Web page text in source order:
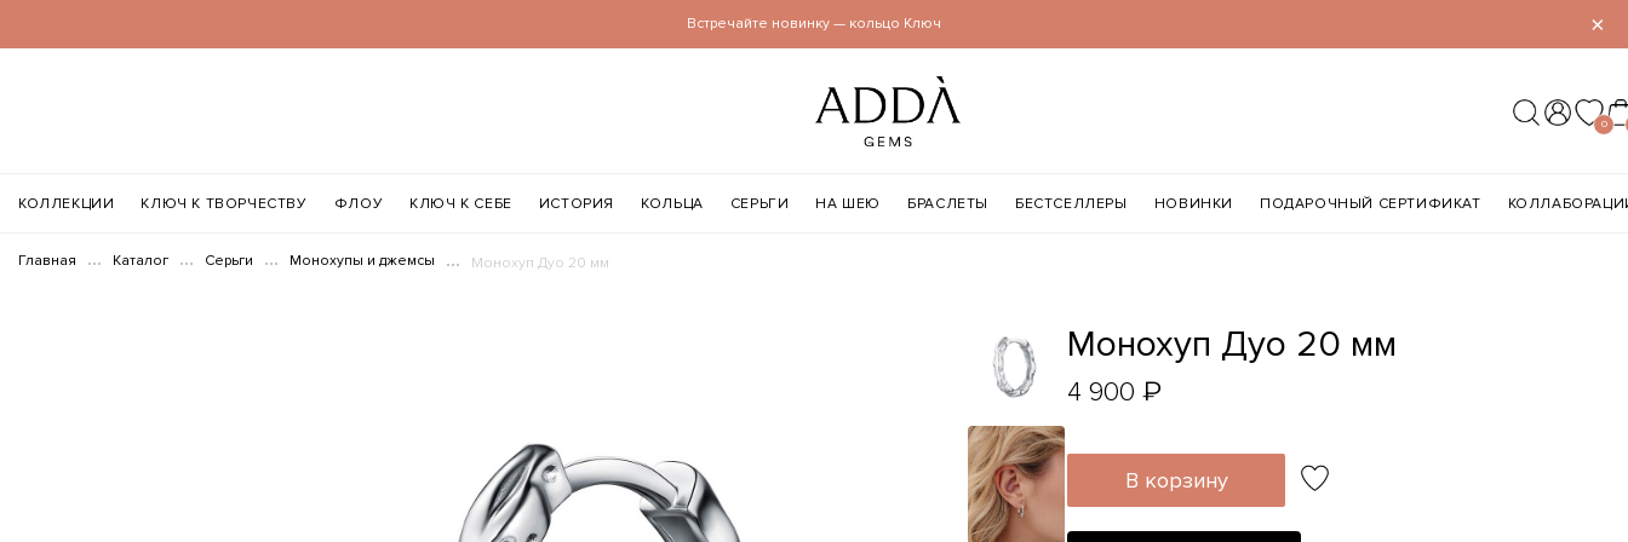
×
Встречайте новинку — кольцо Ключ
0
КОЛЛЕКЦИИ КЛЮЧ К ТВОРЧЕСТВУ ФЛОУ КЛЮЧ К СЕБЕ ИСТОРИЯ КОЛЬЦА СЕРЬГИ НА ШЕЮ БРАСЛЕТЫ БЕСТСЕЛЛЕРЫ НОВИНКИ ПОДАРОЧНЫЙ СЕРТИФИКАТ
Главная Каталог Серьги Монохупы и джемсы Монохуп Дуо 20 мм
Монохуп Дуо 20 мм
4 900 ₽
В корзину